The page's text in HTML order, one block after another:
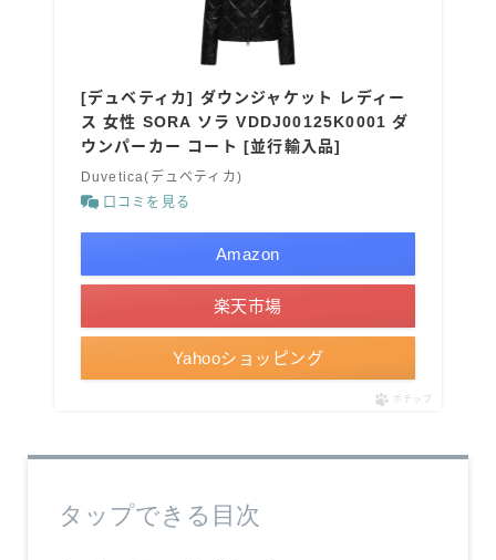
[デュベティカ] ダウンジャケット レディー
ス 女性 SORA ソラ VDDJ00125K0001 ダ
ウンパーカー コート [並行輸入品]
Duvetica(デュベティカ)
口コミを見る
Amazon
楽天市場
Yahooショッピング
ポチップ
タップできる目次